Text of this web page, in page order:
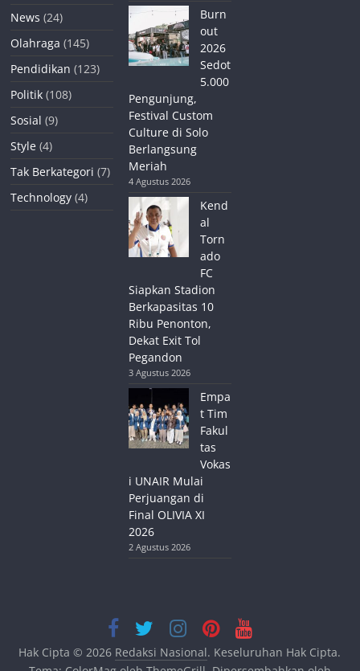
News (24)
Olahraga (145)
Pendidikan (123)
Politik (108)
Sosial (9)
Style (4)
Tak Berkategori (7)
Technology (4)
Burn
out
2026
Sedot
5.000
Pengunjung,
Festival Custom
Culture di Solo
Berlangsung
Meriah
4 Agustus 2026
Kend
al
Torn
ado
FC
Siapkan Stadion
Berkapasitas 10
Ribu Penonton,
Dekat Exit Tol
Pegandon
3 Agustus 2026
Empa
t Tim
Fakul
tas
Vokas
i UNAIR Mulai
Perjuangan di
Final OLIVIA XI
2026
2 Agustus 2026
Hak Cipta © 2026 Redaksi Nasional. Keseluruhan Hak Cipta.